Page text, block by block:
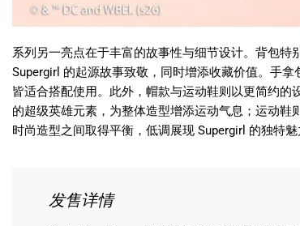
系列另一亮点在于丰富的故事性与细节设计。背包特
Supergirl 的起源故事致敬，同时增添收藏价值。手
皆适合搭配使用。此外，帽款与运动鞋则以更简约
的超级英雄元素，为整体造型增添运动气息；运动
时尚造型之间取得平衡，低调展现 Supergirl 的独特魅
发售详情